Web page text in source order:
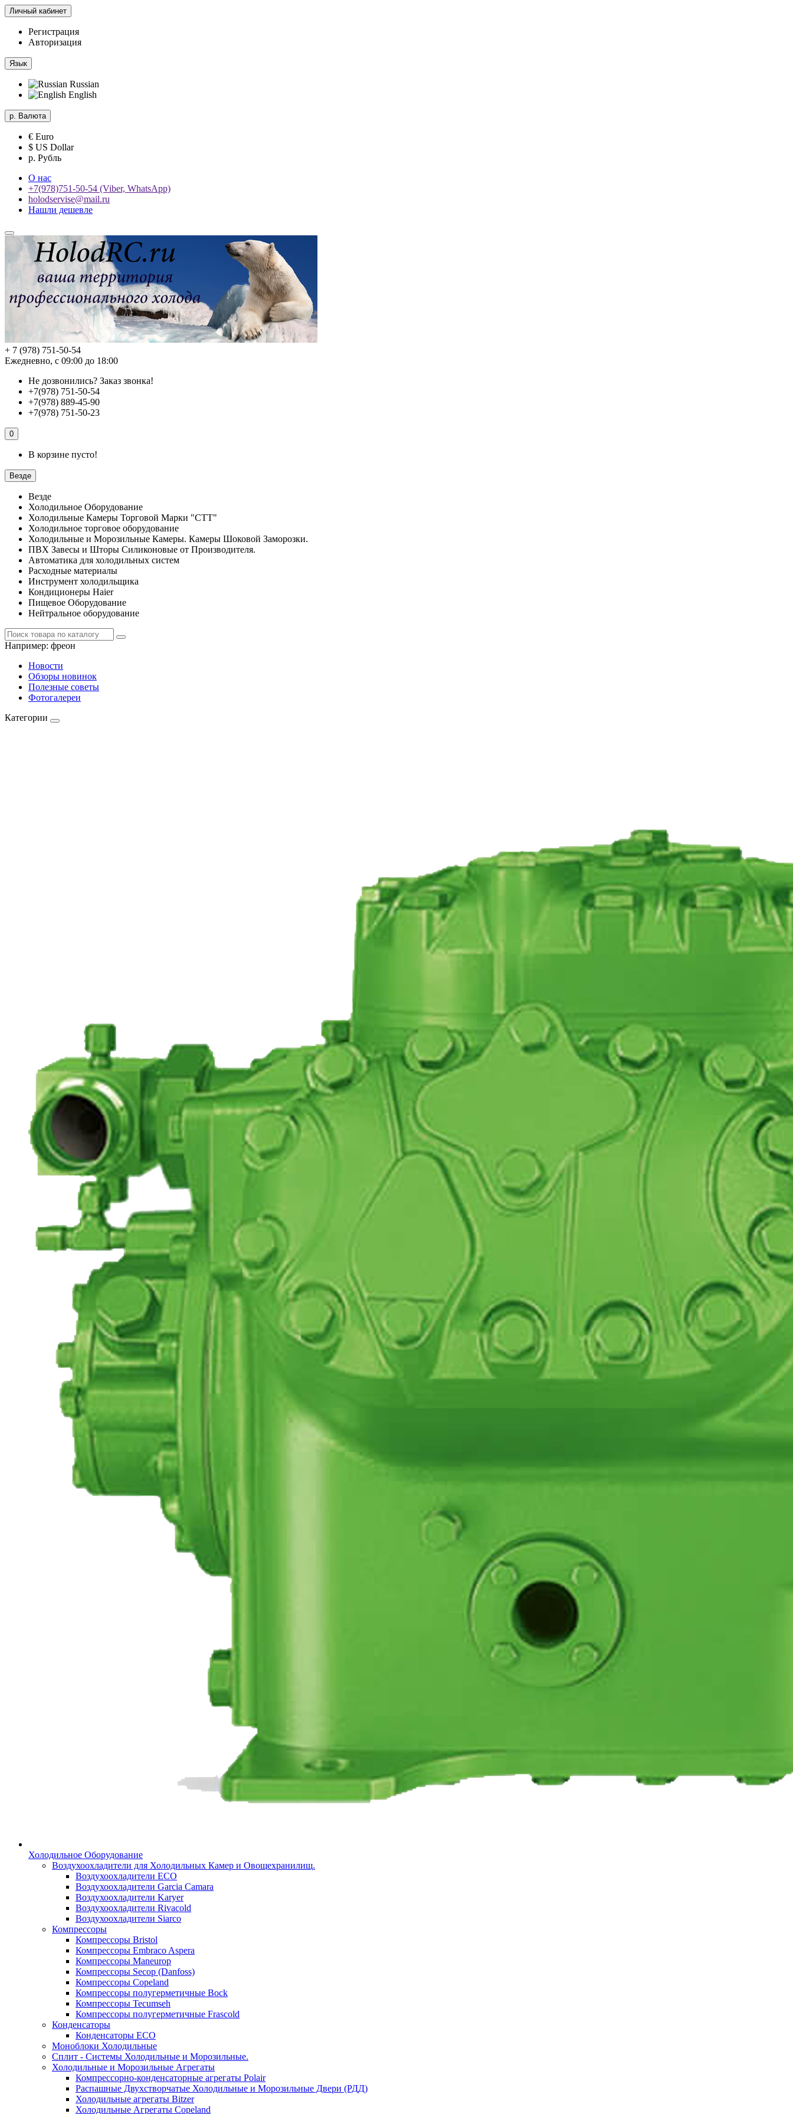
Личный кабинет
Регистрация
Авторизация
Язык
Russian
English
р. Валюта
€ Euro
$ US Dollar
р. Рубль
О нас
+7(978)751-50-54 (Viber, WhatsApp)
holodservise@mail.ru
Нашли дешевле
+ 7 (978) 751-50-54
Ежедневно, с 09:00 до 18:00
Не дозвонились? Заказ звонка!
+7(978) 751-50-54
+7(978) 889-45-90
+7(978) 751-50-23
0
В корзине пусто!
Везде
Везде
Холодильное Оборудование
Холодильные Камеры Торговой Марки "СТТ"
Холодильное торговое оборудование
Холодильные и Морозильные Камеры. Камеры Шоковой Заморозки.
ПВХ Завесы и Шторы Силиконовые от Производителя.
Автоматика для холодильных систем
Расходные материалы
Инструмент холодильщика
Кондиционеры Haier
Пищевое Оборудование
Нейтральное оборудование
Например: фреон
Новости
Обзоры новинок
Полезные советы
Фотогалереи
Категории
Холодильное Оборудование
Воздухоохладители для Холодильных Камер и Овощехранилищ.
Воздухоохладители ECO
Воздухоохладители Garcia Camara
Воздухоохладители Karyer
Воздухоохладители Rivacold
Воздухоохладители Siarco
Компрессоры
Компрессоры Bristol
Компрессоры Embraco Aspera
Компрессоры Maneurop
Компрессоры Secop (Danfoss)
Компрессоры Copeland
Компрессоры полугерметичные Bock
Компрессоры Tecumseh
Компрессоры полугерметичные Frascold
Конденсаторы
Конденсаторы ECO
Моноблоки Холодильные
Сплит - Системы Холодильные и Морозильные.
Холодильные и Морозильные Агрегаты
Компрессорно-конденсаторные агрегаты Polair
Распашные Двухстворчатые Холодильные и Морозильные Двери (РДД)
Холодильные агрегаты Bitzer
Холодильные Агрегаты Copeland